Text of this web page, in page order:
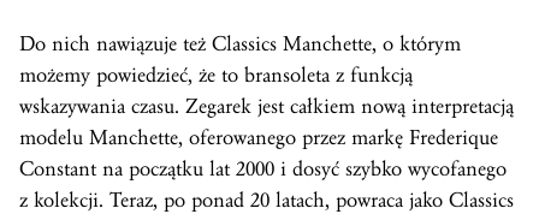
Do nich nawiązuje też Classics Manchette, o którym
możemy powiedzieć, że to bransoleta z funkcją
wskazywania czasu. Zegarek jest całkiem nową interpretacją
modelu Manchette, oferowanego przez markę Frederique
Constant na początku lat 2000 i dosyć szybko wycofanego
z kolekcji. Teraz, po ponad 20 latach, powraca jako Classics